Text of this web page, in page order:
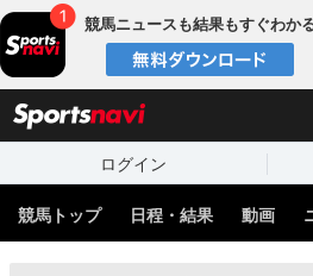
競馬ニュースも結果もすぐわか
ログイン
競馬トップ 日程・結果 動画